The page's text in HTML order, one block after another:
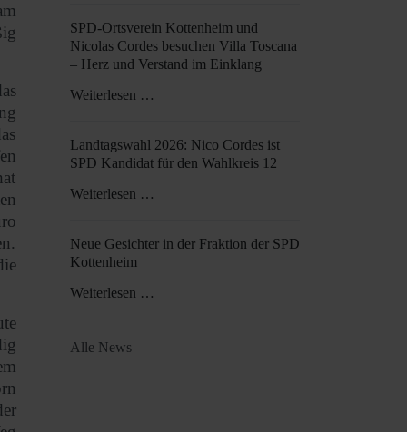
SPD-Ortsverein Kottenheim und
Nicolas Cordes besuchen Villa Toscana
– Herz und Verstand im Einklang
Weiterlesen …
Landtagswahl 2026: Nico Cordes ist
SPD Kandidat für den Wahlkreis 12
Weiterlesen …
Neue Gesichter in der Fraktion der SPD
Kottenheim
Weiterlesen …
Alle News